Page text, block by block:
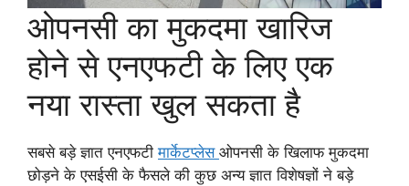
ओपनसी का मुकदमा खारिज
होने से एनएफटी के लिए एक
नया रास्ता खुल सकता है
सबसे बड़े ज्ञात एनएफटीमार्केटप्लेस ओपनसी के खिलाफ मुकदमा
छोड़ने के एसईसी के फैसले की कुछ अन्य ज्ञात विशेषज्ञों ने बड़े